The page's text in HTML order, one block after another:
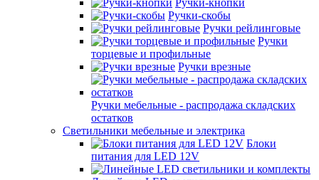
Ручки-кнопки
Ручки-скобы
Ручки рейлинговые
Ручки
торцевые и профильные
Ручки врезные
Ручки мебельные - распродажа складских
остатков
Светильники мебельные и электрика
Блоки
питания для LED 12V